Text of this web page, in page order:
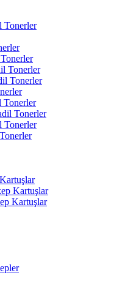
Tonerler
Tonerler
Tonerler
Tonerler
Tonerler
Kartuşlar
Kartuşlar